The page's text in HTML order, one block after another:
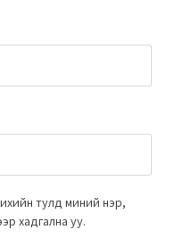
тулд миний нэр,
хадгална уу.